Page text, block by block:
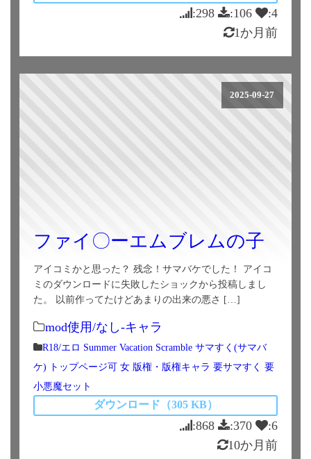
:298 :106
:4
1か月前
2025-09-27
ファイ〇ーエムブレムの子
アイコミかと思った？ 残念！サマバケでした！ アイコ
ミのダウンロードに失敗したショックから投稿しまし
た。 以前作ってたけどあまりの出来の悪さ […]
mod使用/なし-キャラ
R18/エロ Summer Vacation Scramble サマすく(サマバ
ケ)
トップページ可 女 版権・版権キャラ 要サマすく 要
小悪魔セット
ダウンロード（305 KB）
:868 :370
:6
10か月前